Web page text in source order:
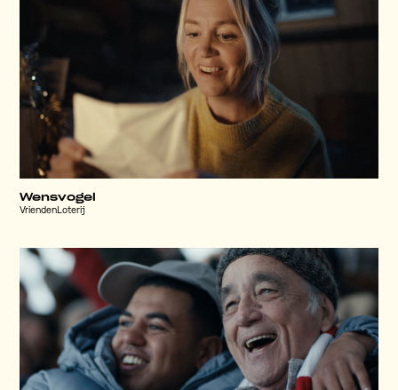
Wensvogel
VriendenLoterij